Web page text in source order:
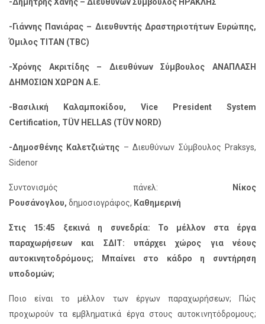
-Γιάννης Πανιάρας – Διευθυντής Δραστηριοτήτων Ευρώπης,
Όμιλος ΤΙΤΑΝ (TBC)
-Χρόνης Ακριτίδης – Διευθύνων Σύμβουλος ΑΝΑΠΛΑΣΗ
ΔΗΜΟΣΙΩΝ ΧΩΡΩΝ Α.Ε.
-Βασιλική Καλαμποκίδου, Vice President System
Certification, TÜV HELLAS (TÜV NORD)
-Δημοσθένης Καλετζιώτης – Διευθύνων Σύμβουλος Praksys,
Sidenor
Συντονισμός πάνελ:
Νίκος
Ρουσάνογλου, δημοσιογράφος, Καθημερινή
Στις 15:45 ξεκινά η συνεδρία:
Το μέλλον στα έργα
παραχωρήσεων και ΣΔΙΤ: υπάρχει χώρος για νέους
αυτοκινητοδρόμους; Μπαίνει στο κάδρο η συντήρηση
υποδομών;
Ποιο είναι το μέλλον των έργων παραχωρήσεων; Πώς
προχωρούν τα εμβληματικά έργα στους αυτοκινητόδρομους;